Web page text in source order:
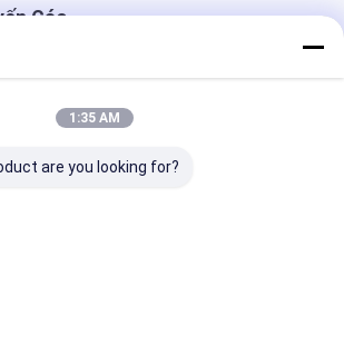
Cáo
1:35 AM
are you looking for?